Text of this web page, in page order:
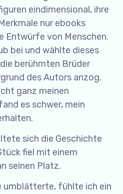
eindimensional, ihre
nur ebooks
Entwürfe von Menschen.
bei und wählte dieses
berühmten Brüder
des Autors anzog.
ganz meinen
es schwer, mein
sich die Geschichte
fiel mit einem
seinen Platz.
umblätterte, fühlte ich ein